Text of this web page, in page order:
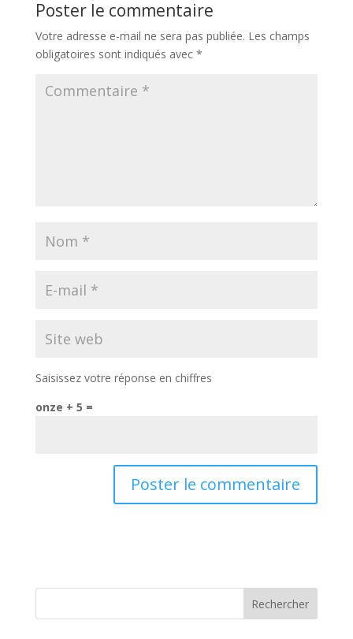
Poster le commentaire
Votre adresse e-mail ne sera pas publiée. Les champs
obligatoires sont indiqués avec *
Saisissez votre réponse en chiffres
onze + 5 =